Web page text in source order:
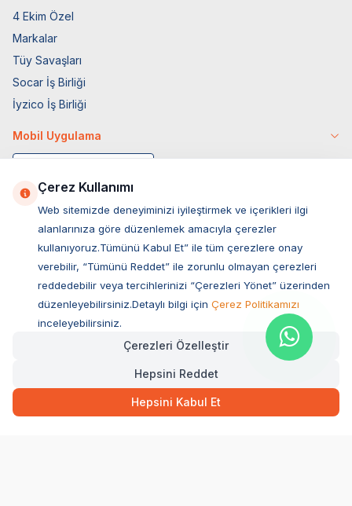
256,00TL Hızlı Teslimat
SEPETE EKLE
4 Ekim Özel
Markalar
Tüy Savaşları
Socar İş Birliği
İyzico İş Birliği
Mobil Uygulama
Müşteri Hizmetleri
Sıkça Sorulan Sorular
Ovacık Mah. Hacıoğlu Sok. No:13 Başiskele / KOCAELİ
Müşteri Destek Hattı
Çerez Kullanımı
Web sitemizde deneyiminizi iyileştirmek ve içerikleri ilgi
alanlarınıza göre düzenlemek amacıyla çerezler
kullanıyoruz.Tümünü Kabul Et” ile tüm çerezlere onay
verebilir, “Tümünü Reddet” ile zorunlu olmayan çerezleri
reddedebilir veya tercihlerinizi “Çerezleri Yönet” üzerinden
düzenleyebilirsiniz.Detaylı bilgi için Çerez Politikamızı
inceleyebilirsiniz.
Çerezleri Özelleştir
Hepsini Reddet
Hepsini Kabul Et